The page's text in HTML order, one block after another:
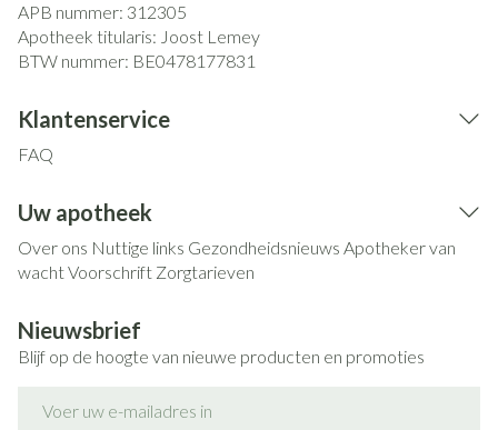
APB nummer: 312305
Apotheek titularis: Joost Lemey
BTW nummer: BE0478177831
Klantenservice
FAQ
Uw apotheek
Over ons Nuttige links Gezondheidsnieuws Apotheker van
wachtVoorschrift Zorgtarieven
Nieuwsbrief
Blijf op de hoogte van nieuwe producten en promoties